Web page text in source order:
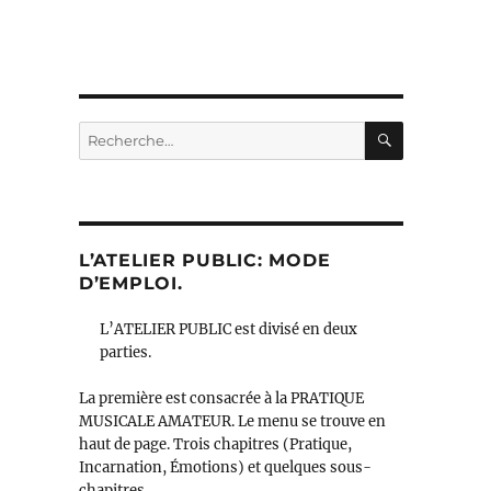
Recherche
pour :
L’ATELIER PUBLIC: MODE
D’EMPLOI.
L’ATELIER PUBLIC est divisé en deux
parties.
La première est consacrée à la PRATIQUE
MUSICALE AMATEUR. Le menu se trouve en
haut de page. Trois chapitres (Pratique,
Incarnation, Émotions) et quelques sous-